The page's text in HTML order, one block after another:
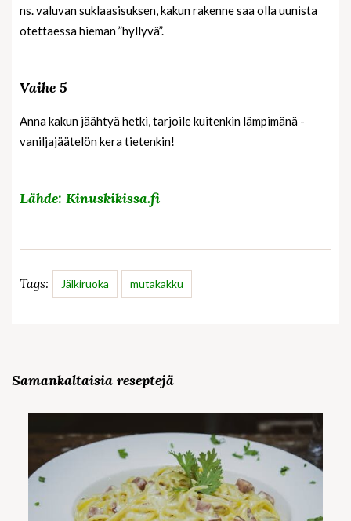
ns. valuvan suklaasisuksen, kakun rakenne saa olla uunista
otettaessa hieman ”hyllyvä”.
Vaihe 5
Anna kakun jäähtyä hetki, tarjoile kuitenkin lämpimänä -
vaniljajäätelön kera tietenkin!
Lähde: Kinuskikissa.fi
Tags: Jälkiruoka mutakakku
Samankaltaisia reseptejä